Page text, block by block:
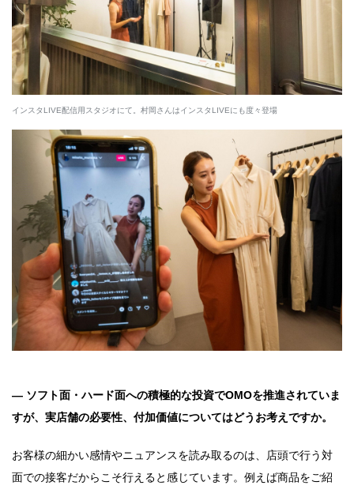
インスタLIVE配信用スタジオにて。村岡さんはインスタLIVEにも度々登場
― ソフト面・ハード面への積極的な投資でOMOを推進されていま
すが、実店舗の必要性、付加価値についてはどうお考えですか。
お客様の細かい感情やニュアンスを読み取るのは、店頭で行う対
面での接客だからこそ行えると感じています。例えば商品をご紹